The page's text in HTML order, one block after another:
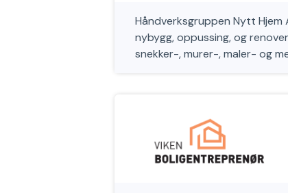
Håndverksgruppen Nytt
nybygg, oppussing, og
snekker-, murer-, maler- og